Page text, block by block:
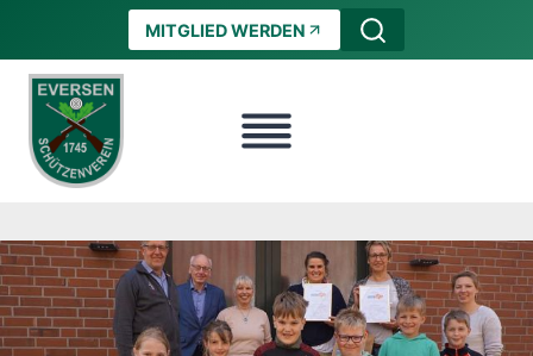
springen
MITGLIED WERDEN